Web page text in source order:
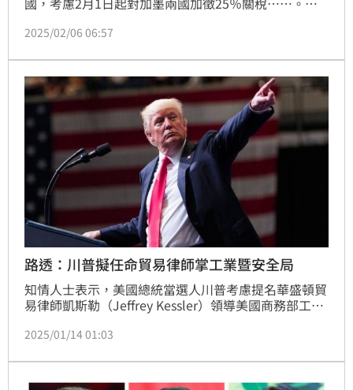
CTWANT專訪時表示，「這是一場科技戰」，接下來
業仍需深化打世界盃全球市場之戰」。
2025/02/06 06:57
路透：川普擬任命貿易律師掌工業暨安全局
知情人士表示，美國總統當選人川普考慮提名華盛頓貿
易律師凱斯勒（Jeffrey Kessler）領導美國商務部工業
位。
2025/01/14 01:03